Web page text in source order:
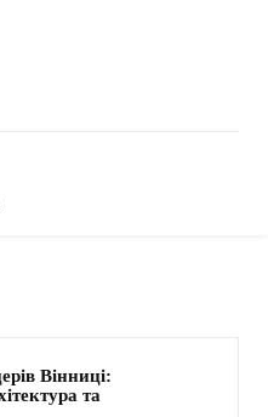
Вінниці:
та